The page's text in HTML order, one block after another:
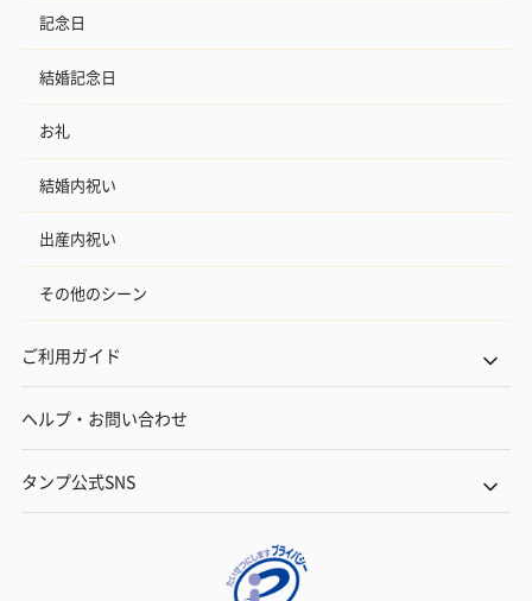
記念日
結婚記念日
お礼
結婚内祝い
出産内祝い
その他のシーン
ご利用ガイド
ヘルプ・お問い合わせ
タンプ公式SNS